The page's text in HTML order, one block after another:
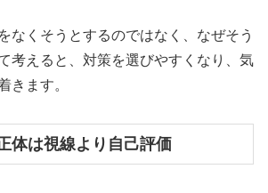
なくそうとするのではなく、なぜそう
考えると、対策を選びやすくなり、気
きます。
体は視線より自己評価